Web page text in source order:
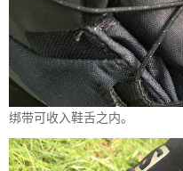
绑带可收入鞋舌之内。